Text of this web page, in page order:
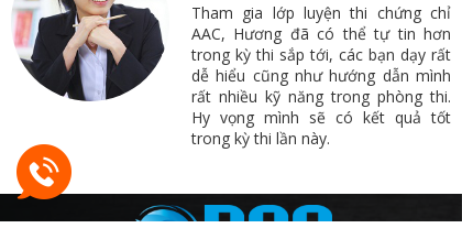
Tham gia lớp luyện thi chứng chỉ
AAC, Hương đã có thể tự tin hơn
trong kỳ thi sắp tới, các bạn dạy rất
dễ hiểu cũng như hướng dẫn mình
rất nhiều kỹ năng trong phòng thi.
Hy vọng mình sẽ có kết quả tốt
trong kỳ thi lần này.